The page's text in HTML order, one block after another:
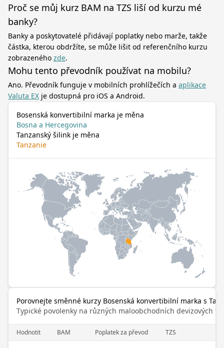
Proč se můj kurz BAM na TZS liší od kurzu mé
banky?
Banky a poskytovatelé přidávají poplatky nebo marže, takže
částka, kterou obdržíte, se může lišit od referenčního kurzu
zobrazeného zde.
Mohu tento převodník používat na mobilu?
Ano. Převodník funguje v mobilních prohlížečích a aplikace
Valuta EX je dostupná pro iOS a Android.
Bosenská konvertibilní marka je měna
Bosna a Hercegovina
Tanzanský šilink je měna
Tanzanie
Porovnejte směnné kurzy Bosenská konvertibilní marka s
Typické povolenky na různých maloobchodních devizových
Hodnotit BAM Poplatek za převod TZS